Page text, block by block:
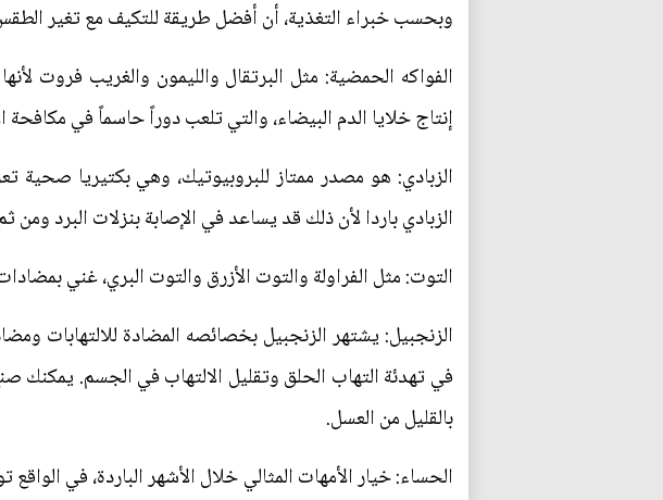
وبحسب خبراء التغذية، أن أفضل طريقة للتكيف مع تغير
الفواكه الحمضية: مثل البرتقال والليمون والغريب فروت
إنتاج خلايا الدم البيضاء، والتي تلعب دوراً حاسماً في مكافحة
الزبادي: هو مصدر ممتاز للبروبيوتيك، وهي بكتيريا
الزبادي باردا لأن ذلك قد يساعد في الإصابة بنزلات البرد ومن
التوت: مثل الفراولة والتوت الأزرق والتوت البري، غني
الزنجبيل: يشتهر الزنجبيل بخصائصه المضادة للالتهابات
في تهدئة التهاب الحلق وتقليل الالتهاب في الجسم. يمكنك
بالقليل من العسل.
الحساء: خيار الأمهات المثالي خلال الأشهر الباردة، في